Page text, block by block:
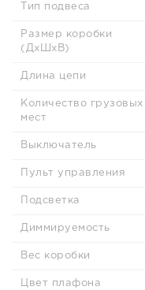
Тип подвеса
Размер коробки
(ДхШхВ)
Длина цепи
Количество грузовых
мест
Выключатель
Пульт управления
Подсветка
Диммируемость
Вес коробки
Цвет плафона